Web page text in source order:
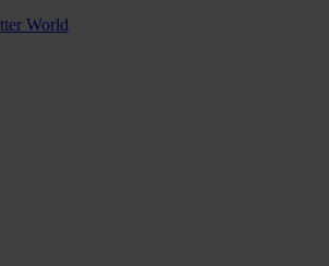
World